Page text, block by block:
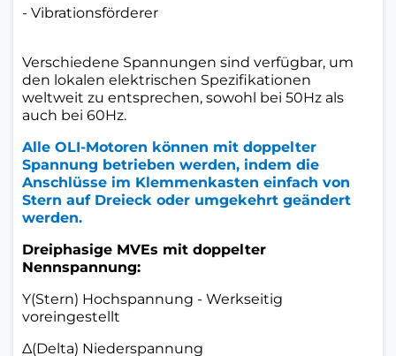
- Vibrationsförderer
Verschiedene Spannungen sind verfügbar, um
den lokalen elektrischen Spezifikationen
weltweit zu entsprechen, sowohl bei 50Hz als
auch bei 60Hz.
Alle OLI-Motoren können mit doppelter
Spannung betrieben werden, indem die
Anschlüsse im Klemmenkasten einfach von
Stern auf Dreieck oder umgekehrt geändert
werden.
Dreiphasige MVEs mit doppelter
Nennspannung:
Y(Stern) Hochspannung - Werkseitig
voreingestellt
Δ(Delta) Niederspannung